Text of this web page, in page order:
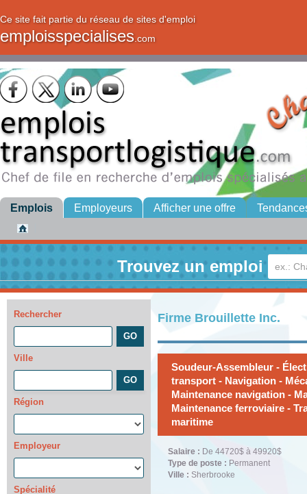
Ce site fait partie du réseau de sites d'emploi
emploisspecialises.com
Emplois Employeurs Afficher une offre
Trouvez un emploi
Rechercher
Ville
Région
Employeur
Spécialité
Firme Brouillette Inc.
Soudeur-Assembleur -
transport - Navigation -
Maintenance navigation -
Maintenance ferroviaire -
maritime
Salaire : De 44720$ à 49920$
Type de poste : Permanent
Ville : Sherbrooke